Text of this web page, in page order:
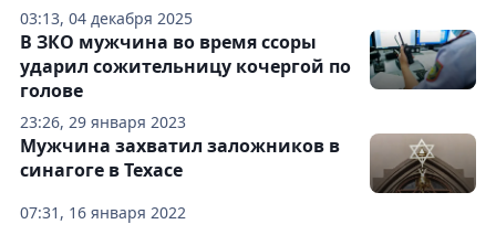
03:13, 04 декабря 2025
23:26, 29 января 2023
В ЗКО мужчина во время ссоры
ударил сожительницу кочергой по
голове
07:31, 16 января 2022
Мужчина захватил заложников в
синагоге в Техасе